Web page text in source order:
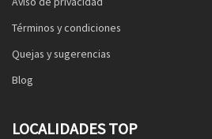
Términos y condiciones
Quejas y sugerencias
Blog
LOCALIDADES TOP